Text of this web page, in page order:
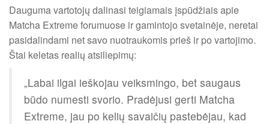
Dauguma vartotojų dalinasi teigiamais įspūdžiais apie
Matcha Extreme forumuose ir gamintojo svetainėje, neretai
pasidalindami net savo nuotraukomis prieš ir po vartojimo.
Štai keletas realių atsiliepimų:
„Labai ilgai ieškojau veiksmingo, bet saugaus
būdo numesti svorio. Pradėjusi gerti Matcha
Extreme, jau po kelių savaičių pastebėjau, kad